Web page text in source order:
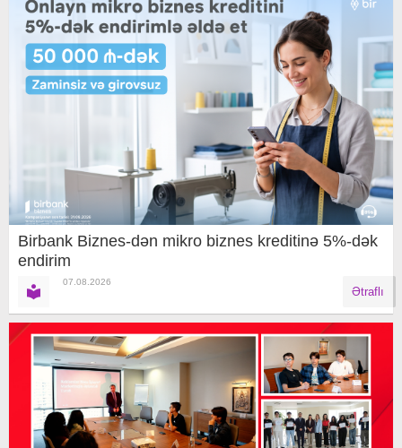
Birbank Biznes-dən mikro biznes kreditinə 5%-dək
endirim
07.08.2026
Ətraflı